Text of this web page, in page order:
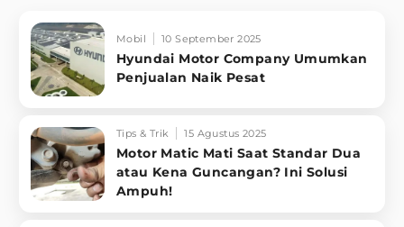
Mobil 10 September 2025
Hyundai Motor Company Umumkan
Penjualan Naik Pesat
Tips & Trik 15 Agustus 2025
Motor Matic Mati Saat Standar Dua
atau Kena Guncangan? Ini Solusi
Ampuh!